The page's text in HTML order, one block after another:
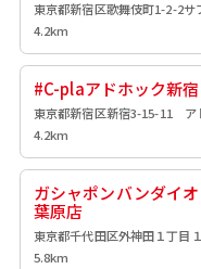
東京都新宿区歌舞伎町1-2-2サ
4.2km
#C-plaアドホック新宿
東京都新宿区新宿3-15-11 ア
4.2km
ガシャポンバンダイ
葉原店
東京都千代田区外神田１丁目
5.8km